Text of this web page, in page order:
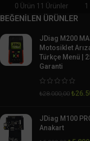
0 Ürün 11 Ürünler
BEĞENİLEN ÜRÜNLER
JDiag M200
Motosiklet
Türkçe Menü |
Garanti
₺28.000,00 ₺
JDiag M100
Anakart